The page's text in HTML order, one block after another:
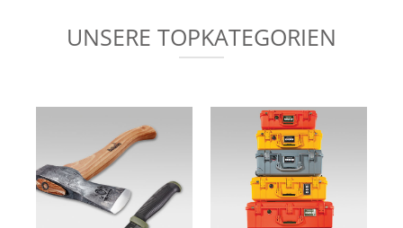
UNSERE TOPKATEGORIEN